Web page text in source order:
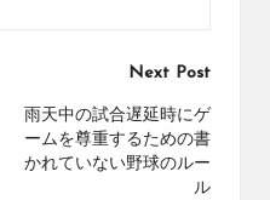
Next Post
雨天中の試合遅延時にゲ
ームを尊重するための書
かれていない野球のルー
ル